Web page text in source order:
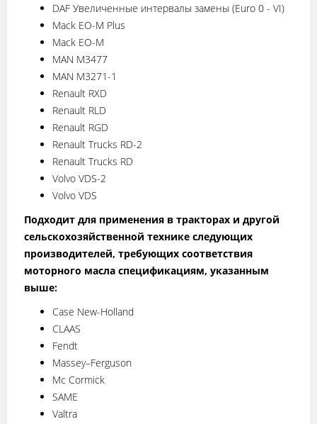
DAF Увеличенные интервалы замены (Euro 0 - VI)
Mack EO-M Plus
Mack EO-M
MAN M3477
MAN M3271-1
Renault RXD
Renault RLD
Renault RGD
Renault Trucks RD-2
Renault Trucks RD
Volvo VDS-2
Volvo VDS
Подходит для применения в тракторах и другой
сельскохозяйственной технике следующих
производителей, требующих соответствия
моторного масла спецификациям, указанным
выше:
Case New-Holland
CLAAS
Fendt
Massey–Ferguson
Mc Cormick
SAME
Valtra